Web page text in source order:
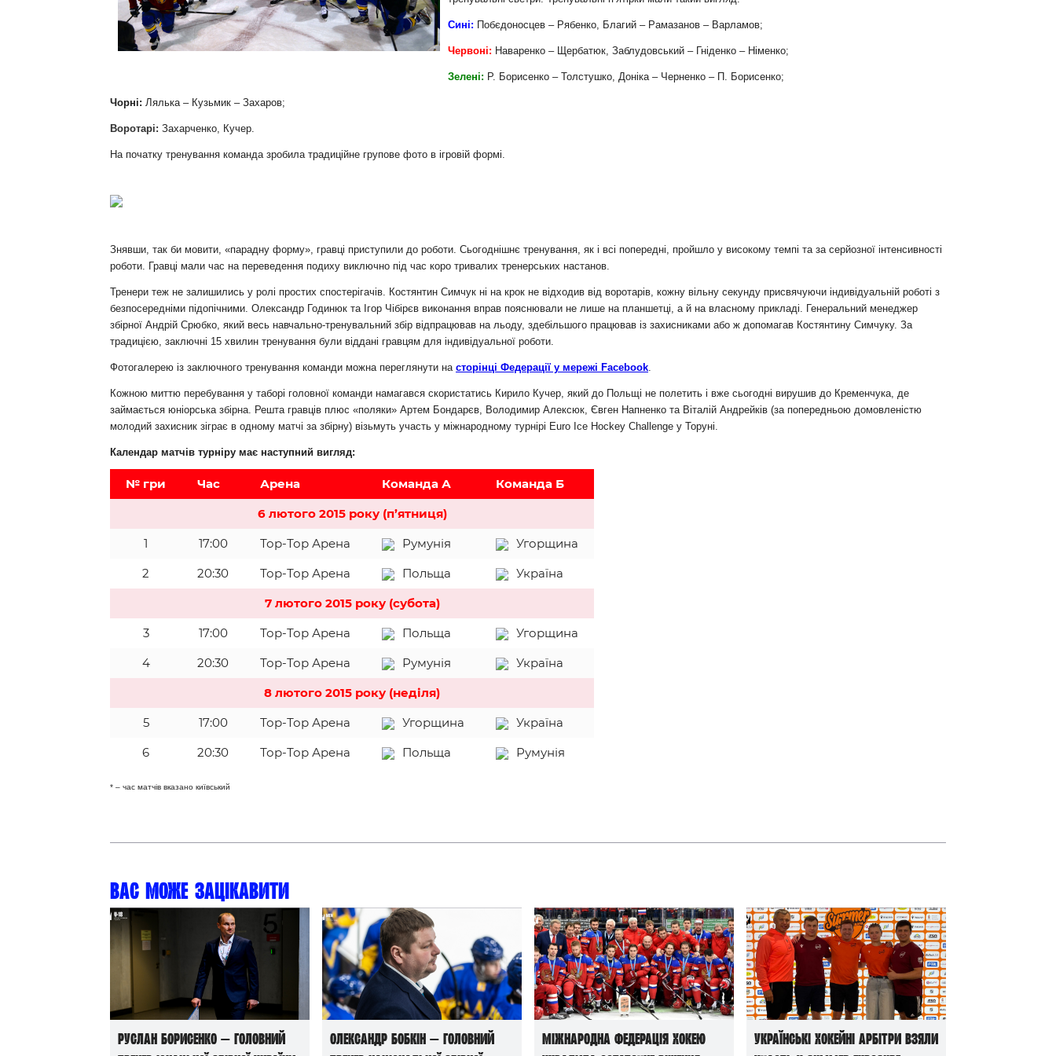
Сині: Побєдоносцев – Рябенко, Благий – Рамазанов – Варламов;
Червоні: Наваренко – Щербатюк, Заблудовський – Гніденко – Німенко;
Зелені: Р. Борисенко – Толстушко, Доніка – Черненко – П. Борисенко;
Чорні: Лялька – Кузьмик – Захаров;
Воротарі: Захарченко, Кучер.
На початку тренування команда зробила традиційне групове фото в ігровій формі.
Знявши, так би мовити, «парадну форму», гравці приступили до роботи. Сьогоднішнє тренування, як і всі попередні, пройшло у високому темпі та за серйозної інтенсивності
роботи. Гравці мали час на переведення подиху виключно під час коро тривалих тренерських настанов.
Тренери теж не залишились у ролі простих спостерігачів. Костянтин Симчук ні на крок не відходив від воротарів, кожну вільну секунду присвячуючи індивідуальній роботі з
безпосередніми підопічними. Олександр Годинюк та Ігор Чібірєв виконання вправ пояснювали не лише на планшетці, а й на власному прикладі. Генеральний менеджер
збірної Андрій Срюбко, який весь навчально-тренувальний збір відпрацював на льоду, здебільшого працював із захисниками або ж допомагав Костянтину Симчуку. За
традицією, заключні 15 хвилин тренування були віддані гравцям для індивідуальної роботи.
Фотогалерею із заключного тренування команди можна переглянути на сторінці Федерації у мережі Facebook.
Кожною миттю перебування у таборі головної команди намагався скористатись Кирило Кучер, який до Польщі не полетить і вже сьогодні вирушив до Кременчука, де
займається юніорська збірна. Решта гравців плюс «поляки» Артем Бондарєв, Володимир Алексюк, Євген Напненко та Віталій Андрейків (за попередньою домовленістю
молодий захисник зіграє в одному матчі за збірну) візьмуть участь у міжнародному турнірі Euro Ice Hockey Challenge у Торуні.
Календар матчів турніру має наступний вигляд:
№ гри Час Арена Команда А
Команда Б
6 лютого 2015 року (п’ятниця)
1
17:00 Тор-Тор Арена Румунія
Угорщина
2
20:30 Тор-Тор Арена Польща
Україна
7 лютого 2015 року (субота)
3
17:00 Тор-Тор Арена Польща
Угорщина
4
20:30 Тор-Тор Арена Румунія
Україна
8 лютого 2015 року (неділя)
5
17:00 Тор-Тор Арена Угорщина
Україна
6
20:30 Тор-Тор Арена Польща Румунія
* – час матчів вказано київський
Вас може зацікавити
Руслан Борисенко — головний
Олександр Бобкін — головний
Міжнародна федерація хокею
Українські хокейні арбітри взяли